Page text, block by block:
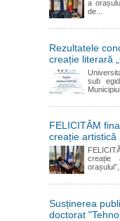
a
de...
Rezultatele
creație literară
sub
FELICITĂM
creație artistică
creație
Susținerea
doctorat